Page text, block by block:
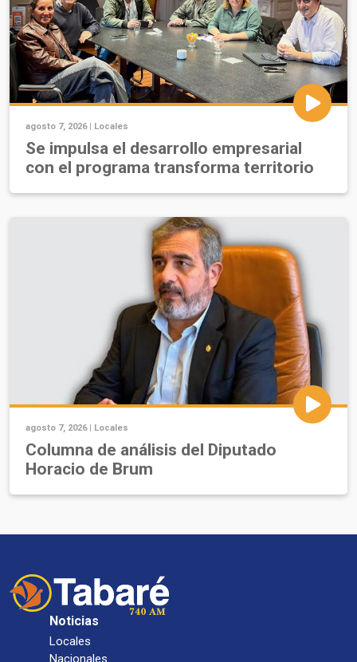
agosto 7, 2026 | Locales
Se impulsa el desarrollo empresarial
con el programa transforma territorio
agosto 7, 2026 | Locales
Columna de análisis del Diputado
Horacio de Brum
Noticias
Locales
Nacionales